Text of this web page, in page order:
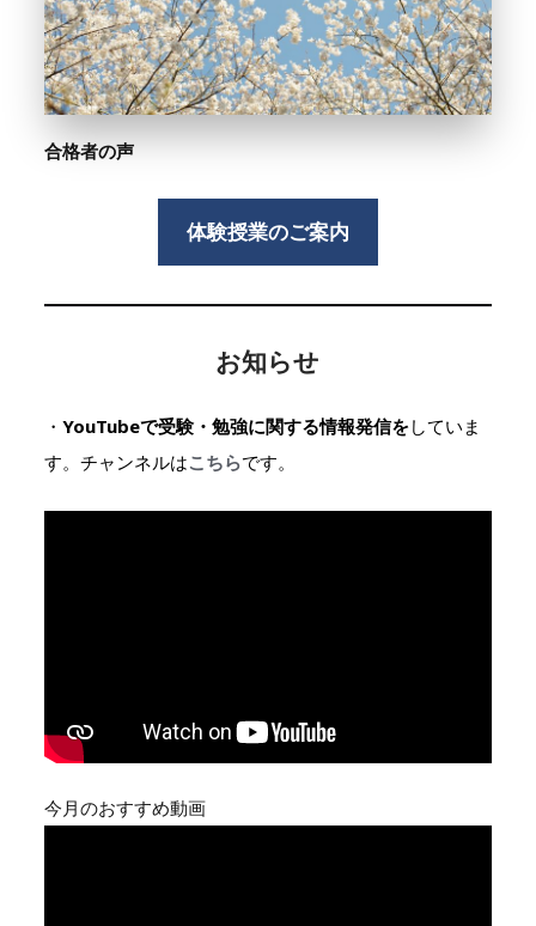
合格者の声
体験授業のご案内
お知らせ
・ YouTubeで受験・勉強に関する情報発信をしていま
す。チャンネルはこちらです。
今月のおすすめ動画